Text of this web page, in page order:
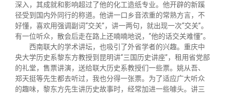
深入，其成就和影响超过了他的化工造纸专业。他开辟的新蹊
径受到国内外同行的称道。他讲一口乡音浓重的常熟方言，不
好懂，喜欢用强调副词“交关”，讲一两句，就出现一次“交关”。
有一位听众，散会后走在路上还喃喃地说，“他的话交关难懂”。
西南联大的学术讲坛，也吸引了外省学者的兴趣。重庆中
央大学历史系黎东方教授到昆明讲“三国历史讲座”，租用省党部
的礼堂，售票讲演，送给联大历史系教授们一些票。姚从吾、
郑天挺等先生都去听过，我也分得一张票。为了适应广大听众
的趣味，黎东方先生讲历史故事时，经常加进一些噱头。讲三